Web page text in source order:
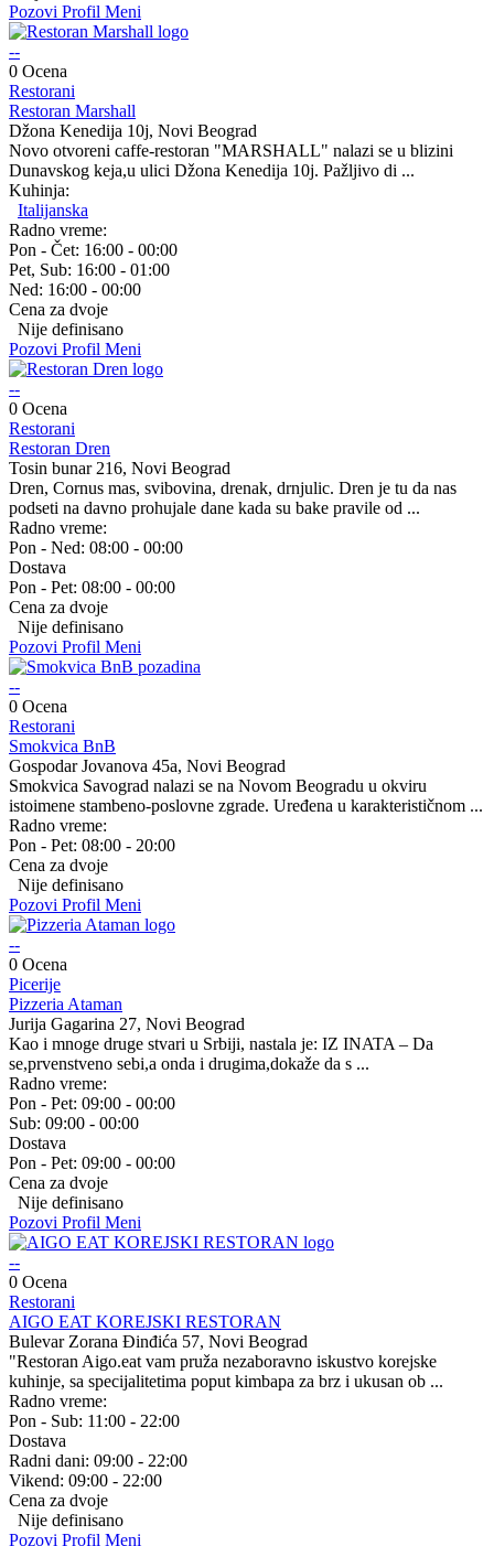
Pozovi Profil Meni
--
0 Ocena
Restorani
Restoran Marshall
Džona Kenedija 10j, Novi Beograd
Novo otvoreni caffe-restoran "MARSHALL" nalazi se u blizini
Dunavskog keja,u ulici Džona Kenedija 10j. Pažljivo di ...
Kuhinja:
Italijanska
Radno vreme:
Pon - Čet: 16:00 - 00:00
Pet, Sub: 16:00 - 01:00
Ned: 16:00 - 00:00
Cena za dvoje
Nije definisano
Pozovi Profil Meni
--
0 Ocena
Restorani
Restoran Dren
Tosin bunar 216, Novi Beograd
Dren, Cornus mas, svibovina, drenak, drnjulic. Dren je tu da nas
podseti na davno prohujale dane kada su bake pravile od ...
Radno vreme:
Pon - Ned: 08:00 - 00:00
Dostava
Pon - Pet: 08:00 - 00:00
Cena za dvoje
Nije definisano
Pozovi Profil Meni
--
0 Ocena
Restorani
Smokvica BnB
Gospodar Jovanova 45a, Novi Beograd
Smokvica Savograd nalazi se na Novom Beogradu u okviru
istoimene stambeno-poslovne zgrade. Uređena u karakterističnom ...
Radno vreme:
Pon - Pet: 08:00 - 20:00
Cena za dvoje
Nije definisano
Pozovi Profil Meni
--
0 Ocena
Picerije
Pizzeria Ataman
Jurija Gagarina 27, Novi Beograd
Kao i mnoge druge stvari u Srbiji, nastala je: IZ INATA – Da
se,prvenstveno sebi,a onda i drugima,dokaže da s ...
Radno vreme:
Pon - Pet: 09:00 - 00:00
Sub: 09:00 - 00:00
Dostava
Pon - Pet: 09:00 - 00:00
Cena za dvoje
Nije definisano
Pozovi Profil Meni
--
0 Ocena
Restorani
AIGO EAT KOREJSKI RESTORAN
Bulevar Zorana Đinđića 57, Novi Beograd
"Restoran Aigo.eat vam pruža nezaboravno iskustvo korejske
kuhinje, sa specijalitetima poput kimbapa za brz i ukusan ob ...
Radno vreme:
Pon - Sub: 11:00 - 22:00
Dostava
Radni dani: 09:00 - 22:00
Vikend: 09:00 - 22:00
Cena za dvoje
Nije definisano
Pozovi Profil Meni